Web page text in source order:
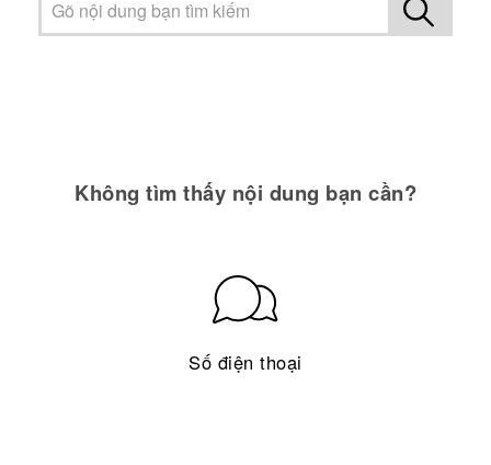
Không tìm thấy nội dung bạn cần?
Số điện thoại